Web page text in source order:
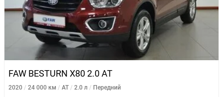
FAW BESTURN X80 2.0 AT
2020 24 000 км AT 2.0 л Передний